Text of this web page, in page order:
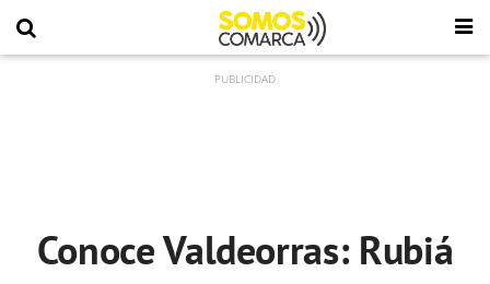
Conoce Valdeorras: Rubiá